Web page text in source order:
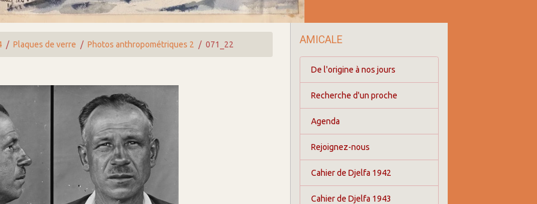
Plaques de verre Photos anthropométriques 2 071_22 AMICALE
De l'origine à nos jours
Recherche d'un proche
Agenda
Rejoignez-nous
Cahier de Djelfa 1942
Cahier de Djelfa 1943